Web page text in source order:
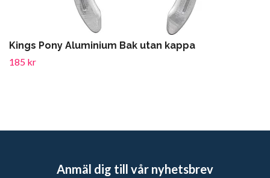
Kings Pony Aluminium Bak utan kappa
185 kr
Anmäl dig till vår nyhetsbrev